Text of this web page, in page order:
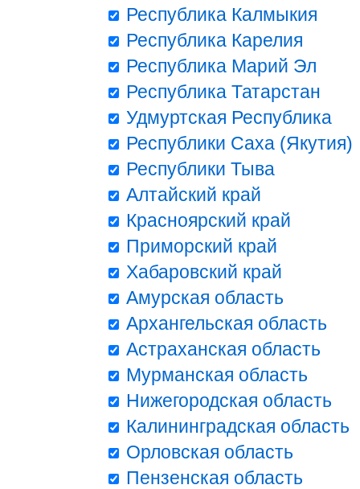
Республика Калмыкия
Республика Карелия
Республика Марий Эл
Республика Татарстан
Удмуртская Республика
Республики Саха (Якутия)
Республики Тыва
Алтайский край
Красноярский край
Приморский край
Хабаровский край
Амурская область
Архангельская область
Астраханская область
Мурманская область
Нижегородская область
Калининградская область
Орловская область
Пензенская область